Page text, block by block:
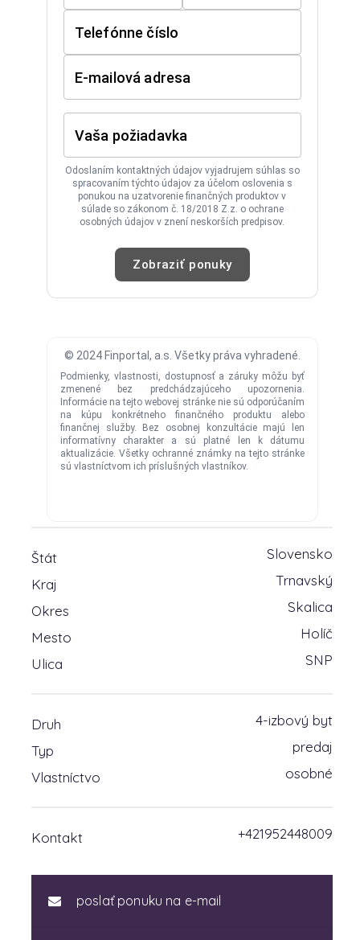
Štát
Slovensko
Kraj
Trnavský
Okres
Skalica
Mesto
Holíč
Ulica
SNP
Druh
4-izbový byt
Typ
predaj
Vlastníctvo
osobné
Kontakt +421952448009
poslať ponuku na e-mail